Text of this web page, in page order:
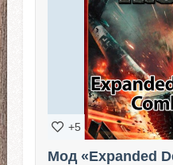
+5
Мод «Expanded